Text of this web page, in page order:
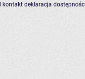
kontakt deklaracja